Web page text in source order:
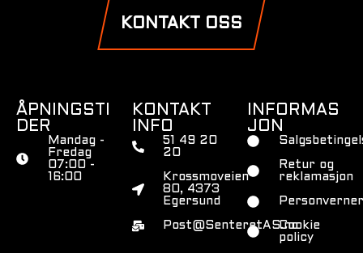
KONTAKT OSS
ÅPNINGSTI
DER
Mandag -
Fredag
07:00 -
16:00
KONTAKT
INFO
51 49 20
20
Krossmoveien
80, 4373
Egersund
Post@SenteretAS.no
INFORMAS
JON
Retur og
reklamasjon
Cookie
policy